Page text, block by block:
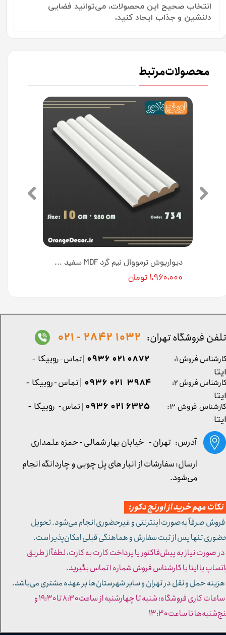
انتخاب صحیح این محصولات، می‌توانید فضایی
دلنشین و جذاب ایجاد کنید.
محصولات مرتبط
دیوارپوش ترمووال نیم گرد MDF سفید کد 734 [انبار تهران]
۱,۹۶۰,۰۰۰ تومان
کارشناس فروش ۳: ۶۳۲۵ ۰۲۱ ۰۹۳۶ | تماس - روبیکا -
ایتا
آدرس: تهران - خیابان بهار شمالی - حمزه علمداری
تلفن فروشگاه تهران: 1032 2842 - 021
مهم خرید از اورنج دکور:
صرفاً به‌صورت اینترنتی و غیرحضوری انجام می‌شود. تحویل
تنها پس از ثبت سفارش و هماهنگی قبلی امکان‌پذیر است.
صورت نیاز به پیش‌فاکتور یا پرداخت کارت به کارت، لطفاً از طریق
یا ایتا با کارشناس فروش شماره ۱ تماس بگیرید.
حمل و نقل در تهران و سایر شهرستان‌ها بر عهده مشتری می‌باشد.
- ساعات کاری فروشگاه: شنبه تا چهارشنبه از ساعت ۸:۳۰ تا ۱۹:۳۰ و
تا ساعت ۱۳:۳۰​​​​​​​
کارشناس فروش ۱: 0872 021 0936 | تماس - روبیکا -
ایتا
کارشناس فروش ۲:
۳۹۸۴ ۰۲۱ ۰۹۳۶ | تماس - روبیکا -
ایتا
ارسال: سفارشات از انبار های پل چوبی و چاردانگه انجام
می‌شود.